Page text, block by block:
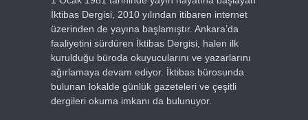
İktibas Dergisi, 2010 yılından itibaren internet
üzerinden de yayına başlamıştır. Ankara’da
faaliyetini sürdüren İktibas Dergisi, halen ilk
kurulduğu büroda okuyucularını ve yazarlarını
ağırlamaya devam ediyor. İktibas bürosunda
bulunan lokalde günlük gazeteleri ve çeşitli
dergileri okuma imkanı da bulunuyor.